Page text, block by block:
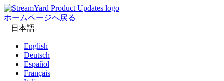
ホームページへ戻る
日本語
English
Deutsch
Español
Français